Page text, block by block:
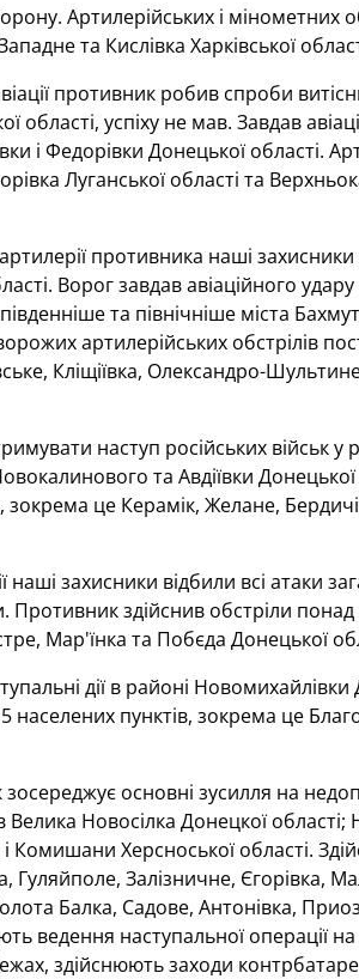
Артилерійських і мінометних
та Кислівка Харківської
противник робив спроби
успіху не мав. Завдав
і Федорівки Донецької області.
Луганської області та
противника наші
Ворог завдав авіаційного удару
та північніше міста
артилерійських обстрілів
Кліщіївка, Олександро-
наступ російських військ у
та Авдіївки
зокрема це Керамік, Желане,
захисники відбили всі атаки
Противник здійснив обстріли
Мар'їнка та Побєда Донецької
дії в районі
населених пунктів, зокрема це
основні зусилля на
Велика Новосілка Донецкої
Комишани Херсноської області.
Залізничне, Єгорівка,
Балка, Садове, Антонівка,
ведення наступальної операції
здійснюють заходи